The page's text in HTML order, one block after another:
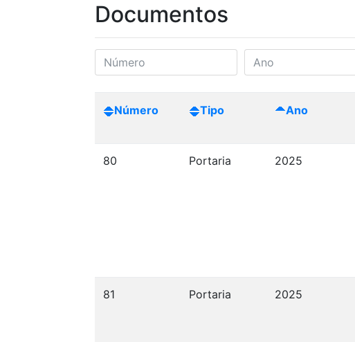
Documentos
Número Tipo Ano
80 Portaria 2025
81 Portaria 2025